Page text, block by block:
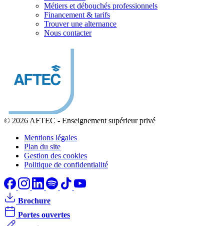
Métiers et débouchés professionnels
Financement & tarifs
Trouver une alternance
Nous contacter
© 2026 AFTEC - Enseignement supérieur privé
Mentions légales
Plan du site
Gestion des cookies
Politique de confidentialité
Brochure
Portes ouvertes